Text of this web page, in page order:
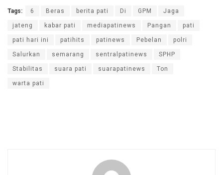
Tags: 6 Beras berita pati Di GPM Jaga
jateng kabar pati mediapatinews Pangan pati
pati hari ini patihits patinews Pebelan polri
Salurkan semarang sentralpatinews SPHP
Stabilitas suara pati suarapatinews Ton
warta pati